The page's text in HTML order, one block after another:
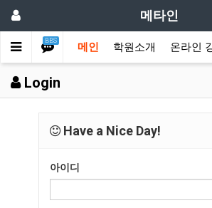
메타인
BBS
메인 학원소개 온라인
Login
Have a Nice Day!
아이디